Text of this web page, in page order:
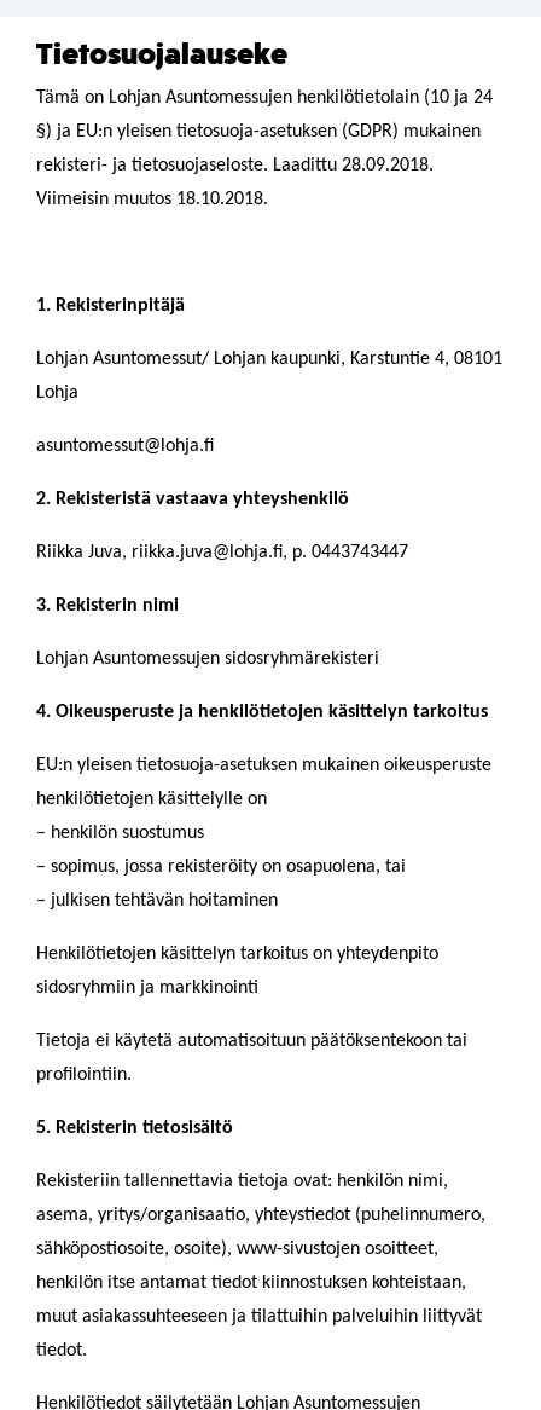
Tietosuojalauseke
Tämä on Lohjan Asuntomessujen henkilötietolain (10 ja 24
§) ja EU:n yleisen tietosuoja-asetuksen (GDPR) mukainen
rekisteri- ja tietosuojaseloste. Laadittu 28.09.2018.
Viimeisin muutos 18.10.2018.
1. Rekisterinpitäjä
Lohjan Asuntomessut/ Lohjan kaupunki, Karstuntie 4, 08101
Lohja
asuntomessut@lohja.fi
2. Rekisteristä vastaava yhteyshenkilö
Riikka Juva, riikka.juva@lohja.fi, p. 0443743447
3. Rekisterin nimi
Lohjan Asuntomessujen sidosryhmärekisteri
4. Oikeusperuste ja henkilötietojen käsittelyn tarkoitus
EU:n yleisen tietosuoja-asetuksen mukainen oikeusperuste
henkilötietojen käsittelylle on
– henkilön suostumus
– sopimus, jossa rekisteröity on osapuolena, tai
– julkisen tehtävän hoitaminen
Henkilötietojen käsittelyn tarkoitus on yhteydenpito
sidosryhmiin ja markkinointi
Tietoja ei käytetä automatisoituun päätöksentekoon tai
profilointiin.
5. Rekisterin tietosisältö
Rekisteriin tallennettavia tietoja ovat: henkilön nimi,
asema, yritys/organisaatio, yhteystiedot (puhelinnumero,
sähköpostiosoite, osoite), www-sivustojen osoitteet,
henkilön itse antamat tiedot kiinnostuksen kohteistaan,
muut asiakassuhteeseen ja tilattuihin palveluihin liittyvät
tiedot.
Henkilötiedot säilytetään Lohjan Asuntomessujen